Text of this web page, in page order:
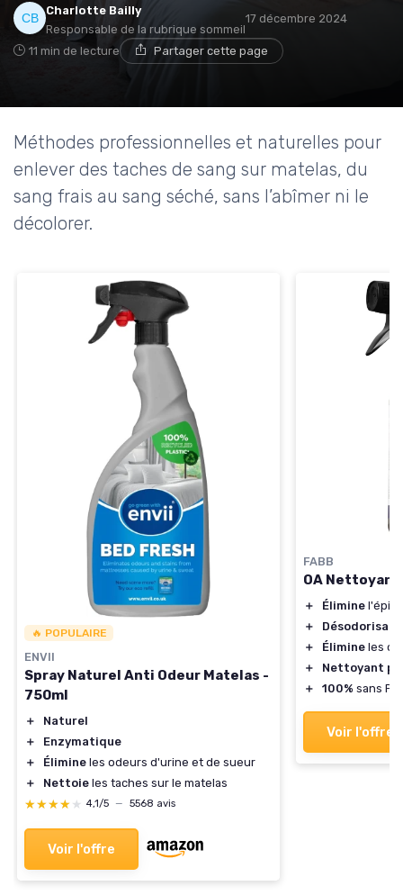
Charlotte Bailly
Responsable de la rubrique sommeil
17 décembre 2024
11 min de lecture Partager cette page
Méthodes professionnelles et naturelles pour
enlever des taches de sang sur matelas, du
sang frais au sang séché, sans l’abîmer ni le
décolorer.
🔥 POPULAIRE
ENVII
Spray Naturel Anti Odeur Matelas -
750ml
＋
Naturel
＋
Enzymatique
＋
Élimine les odeurs d'urine et de sueur
＋
Nettoie les taches sur le matelas
★★★★★
★★★★★ 4,1/5 — 5568 avis
Voir l'offre
FABB
OA
＋ Élimine
＋
Désodorisant
＋
Élimine les
＋
Nettoyant
＋
100% sans
Voir l'offre